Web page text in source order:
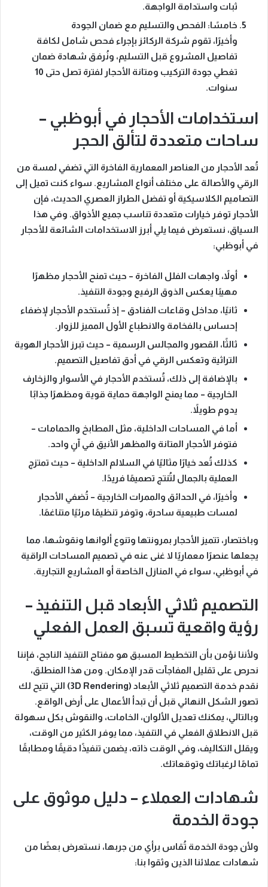
ثبات واستدامة الواجهة.
خامسًا: الفحص والتسليم مع ضمان الجودة
وأخيرًا، تقوم شركة الركائز بإجراء فحص شامل لكافة
تفاصيل المشروع قبل التسليم، ونُرفق شهادة ضمان
تغطي جودة التركيب ومتانة الأحجار لفترة تصل حتى 10
سنوات.
استخدامات الأحجار في أبوظبي –
ساحات متعددة لتألق الحجر
تُعد الأحجار من العناصر المعمارية الفاخرة التي تضفي لمسة من
الرقي والأصالة على مختلف أنواع المشاريع. سواء كنت تميل إلى
التصاميم الكلاسيكية أو تفضل الطراز العصري الحديث، فإن
الأحجار توفر خيارات متعددة تناسب جميع الأذواق. وفي هذا
السياق، نستعرض فيما يلي أبرز الاستخدامات الشائعة للأحجار
في أبوظبي:
أولاً، واجهات الفلل الفاخرة – حيث تمنح الأحجار مظهرًا
مهيبًا يعكس الذوق الرفيع وجودة التنفيذ.
ثانيًا، مداخل وقاعات الفنادق – إذ تُستخدم الأحجار لإضفاء
إحساس بالفخامة والانطباع الأول المميز للزوار.
ثالثًا، القصور والمجالس الرسمية – حيث تبرز الأحجار الهوية
التراثية وتعكس الرقي في أدق تفاصيل التصميم.
بالإضافة إلى ذلك، تُستخدم الأحجار في الأسوار والزخارف
الخارجية – مما يمنح الواجهة حماية قوية ومظهرًا جذابًا
يدوم طويلاً.
أما في المساحات الداخلية، مثل المطابخ والحمامات –
فتوفر الأحجار المتانة والمظهر الأنيق في آنٍ واحد.
كذلك تُعد خيارًا مثاليًا في السلالم الداخلية – حيث تمتزج
العملية بالجمال لتُنتج تصميمًا فريدًا.
وأخيرًا، في الحدائق والممرات الخارجية – تُضفي الأحجار
لمسات طبيعية ساحرة، وتوفر تنظيمًا مرئيًا متناغمًا.
وباختصار، تتميز الأحجار بمرونتها وتنوع ألوانها ونقوشها، مما
يجعلها عنصرًا معماريًا لا غنى عنه في تصميم المساحات الراقية
في أبوظبي، سواء في المنازل الخاصة أو المشاريع التجارية.
التصميم ثلاثي الأبعاد قبل التنفيذ –
رؤية واقعية تسبق العمل الفعلي
ولأننا نؤمن بأن التخطيط المسبق هو مفتاح التنفيذ الناجح، فإننا
نحرص على تقليل المفاجآت قدر الإمكان. ومن هذا المنطلق،
نقدم خدمة التصميم ثلاثي الأبعاد (3D Rendering) التي تتيح لك
تصور الشكل النهائي قبل أن تبدأ الأعمال على أرض الواقع.
وبالتالي، يمكنك تعديل الألوان، الخامات، والنقوش بكل سهولة
قبل الانطلاق الفعلي في التنفيذ، مما يوفر الكثير من الوقت،
ويقلل التكاليف، وفي الوقت ذاته، يضمن تنفيذًا دقيقًا ومطابقًا
تمامًا لرغباتك وتوقعاتك.
شهادات العملاء – دليل موثوق على
جودة الخدمة
ولأن جودة الخدمة تُقاس برأي من جربها، نستعرض بعضًا من
شهادات عملائنا الذين وثقوا بنا: